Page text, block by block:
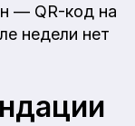
— QR-код на
недели нет